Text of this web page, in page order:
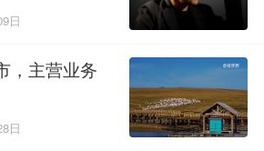
日
，主营业务
日